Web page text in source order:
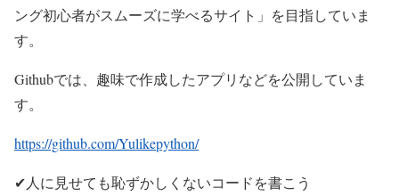
ング初心者がスムーズに学べるサイト」を目指していま
す。
Githubでは、趣味で作成したアプリなどを公開していま
す。
https://github.com/Yulikepython/
✔人に見せても恥ずかしくないコードを書こう